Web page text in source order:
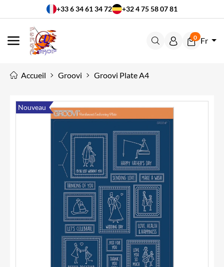
+33 6 34 61 34 72 +32 4 75 58 07 81
MENU
0 Fr
Accueil Groovi Groovi Plate A4
Nouveau